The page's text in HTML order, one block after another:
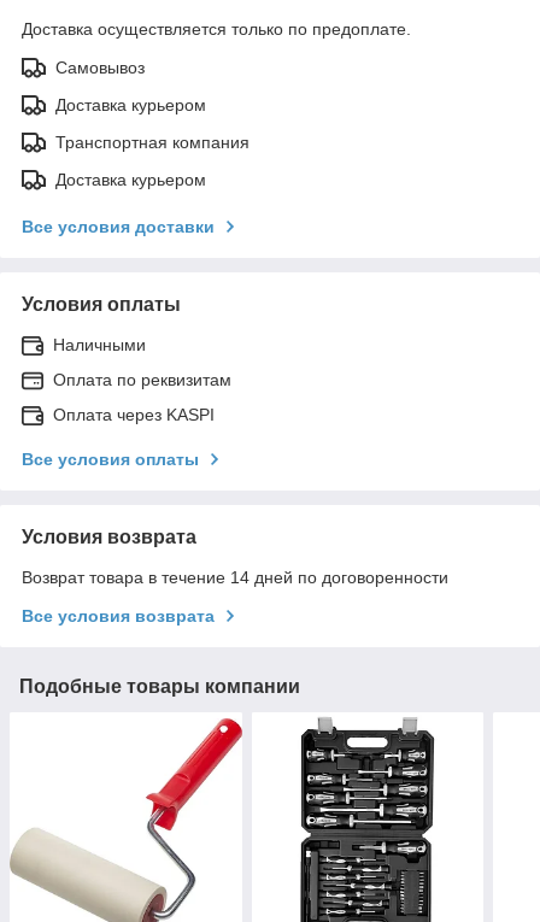
Доставка осуществляется только по предоплате.
Самовывоз
Доставка курьером
Транспортная компания
Доставка курьером
Все условия доставки
Условия оплаты
Наличными
Оплата по реквизитам
Оплата через KASPI
Все условия оплаты
Условия возврата
Возврат товара в течение 14 дней по договоренности
Все условия возврата
Подобные товары компании